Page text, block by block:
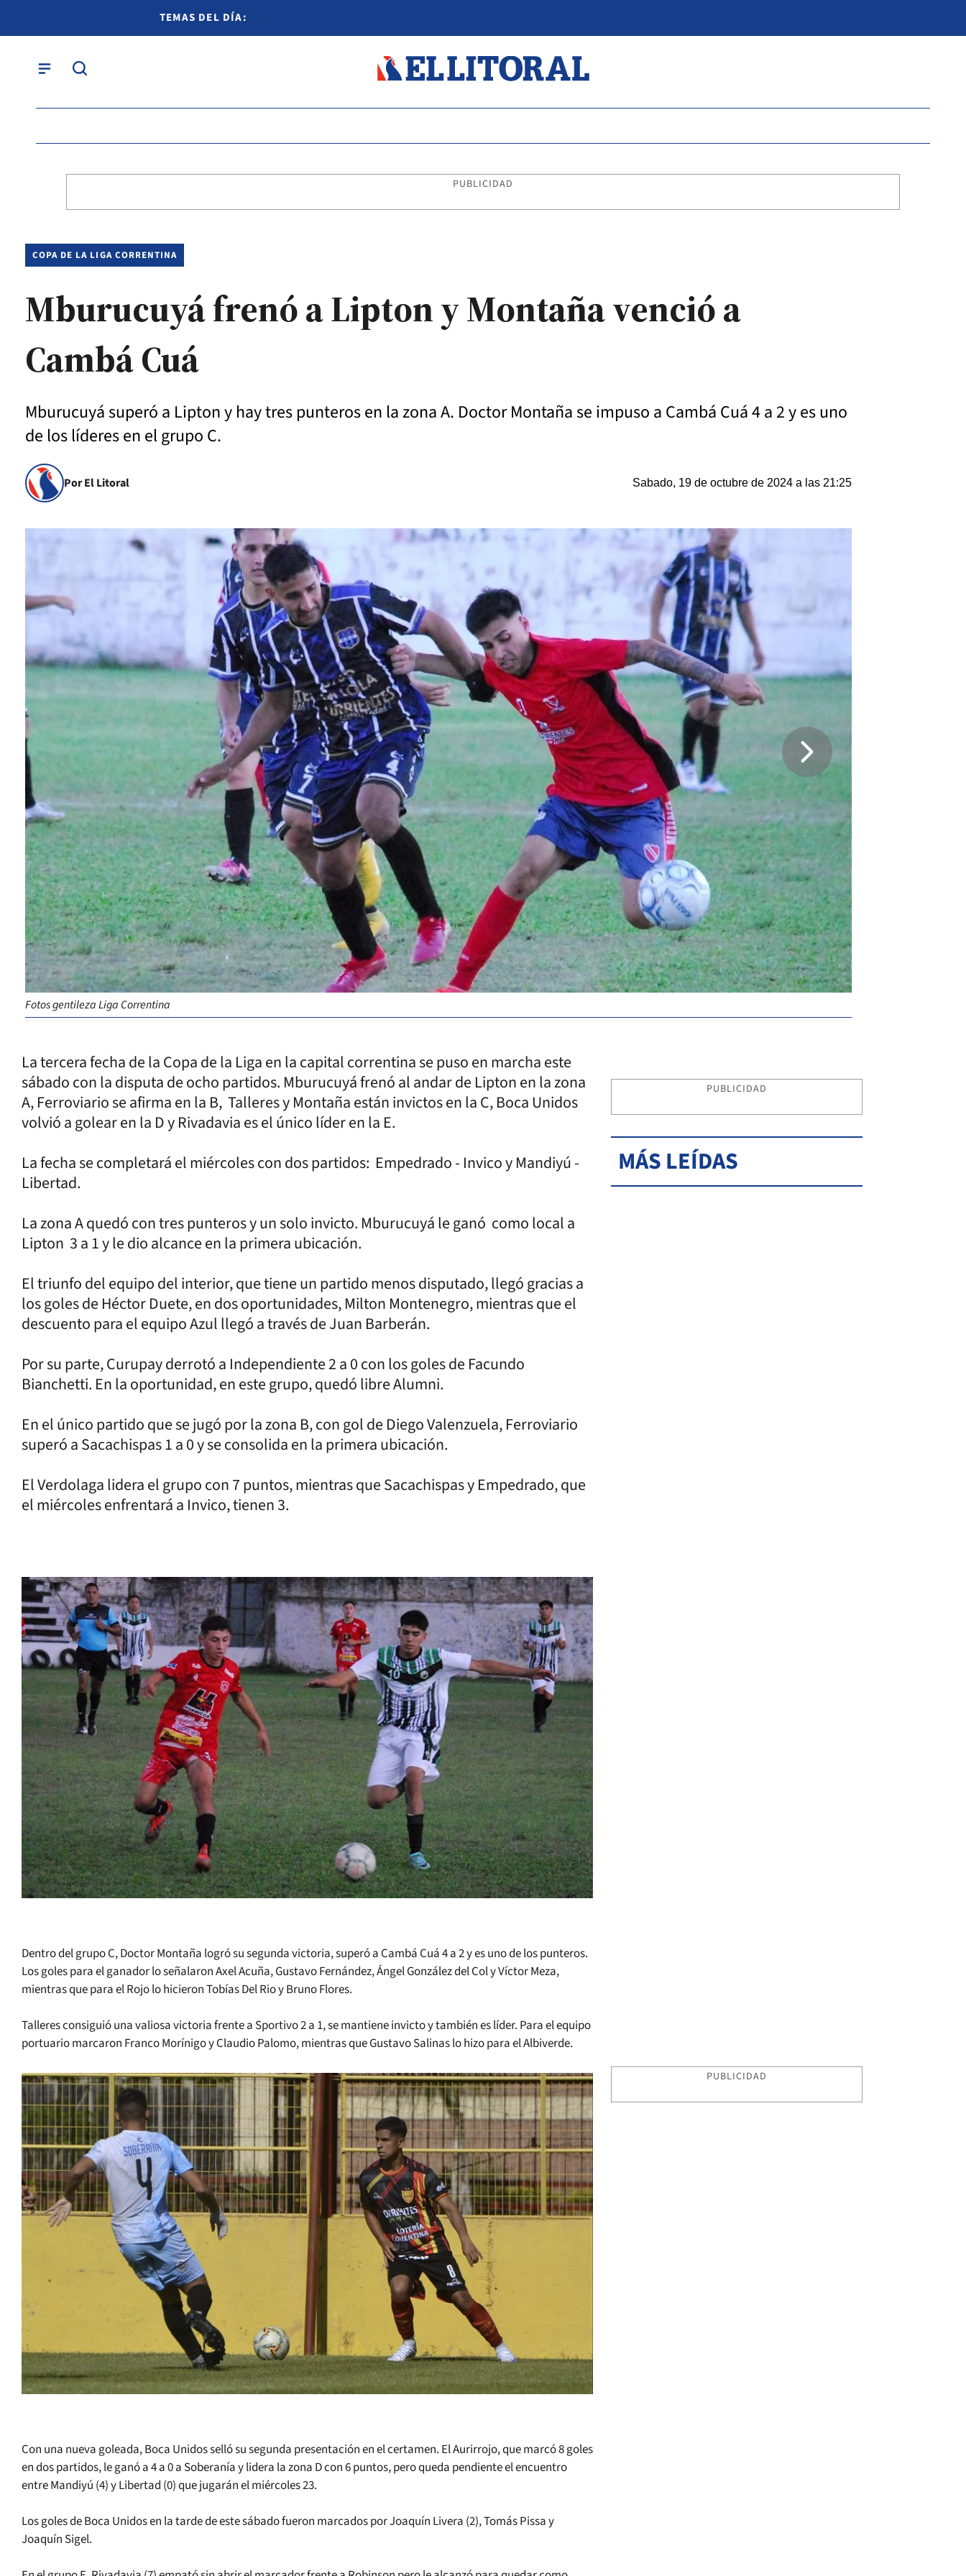
TEMAS DEL DÍA:
PUBLICIDAD
COPA DE LA LIGA CORRENTINA
Mburucuyá frenó a Lipton y Montaña venció a
Cambá Cuá
Mburucuyá superó a Lipton y hay tres punteros en la zona A. Doctor Montaña se impuso a Cambá Cuá 4 a 2 y es uno
de los líderes en el grupo C.
Por El Litoral Sabado, 19 de octubre de 2024 a las 21:25
Fotos gentileza Liga Correntina
La tercera fecha de la Copa de la Liga en la capital correntina se puso en marcha este
sábado con la disputa de ocho partidos. Mburucuyá frenó al andar de Lipton en la zona
A, Ferroviario se afirma en la B, Talleres y Montaña están invictos en la C, Boca Unidos
volvió a golear en la D y Rivadavia es el único líder en la E.
La fecha se completará el miércoles con dos partidos: Empedrado - Invico y Mandiyú -
Libertad.
La zona A quedó con tres punteros y un solo invicto. Mburucuyá le ganó como local a
Lipton 3 a 1 y le dio alcance en la primera ubicación.
El triunfo del equipo del interior, que tiene un partido menos disputado, llegó gracias a
los goles de Héctor Duete, en dos oportunidades, Milton Montenegro, mientras que el
descuento para el equipo Azul llegó a través de Juan Barberán.
Por su parte, Curupay derrotó a Independiente 2 a 0 con los goles de Facundo
Bianchetti. En la oportunidad, en este grupo, quedó libre Alumni.
En el único partido que se jugó por la zona B, con gol de Diego Valenzuela, Ferroviario
superó a Sacachispas 1 a 0 y se consolida en la primera ubicación.
El Verdolaga lidera el grupo con 7 puntos, mientras que Sacachispas y Empedrado, que
el miércoles enfrentará a Invico, tienen 3.
Dentro del grupo C, Doctor Montaña logró su segunda victoria, superó a Cambá Cuá 4 a 2 y es uno de los punteros.
Los goles para el ganador lo señalaron Axel Acuña, Gustavo Fernández, Ángel González del Col y Víctor Meza,
mientras que para el Rojo lo hicieron Tobías Del Rio y Bruno Flores.
Talleres consiguió una valiosa victoria frente a Sportivo 2 a 1, se mantiene invicto y también es líder. Para el equipo
portuario marcaron Franco Morínigo y Claudio Palomo, mientras que Gustavo Salinas lo hizo para el Albiverde.
Con una nueva goleada, Boca Unidos selló su segunda presentación en el certamen. El Aurirrojo, que marcó 8 goles
en dos partidos, le ganó a 4 a 0 a Soberanía y lidera la zona D con 6 puntos, pero queda pendiente el encuentro
entre Mandiyú (4) y Libertad (0) que jugarán el miércoles 23.
Los goles de Boca Unidos en la tarde de este sábado fueron marcados por Joaquín Livera (2), Tomás Pissa y
Joaquín Sigel.
PUBLICIDAD
MÁS LEÍDAS
PUBLICIDAD